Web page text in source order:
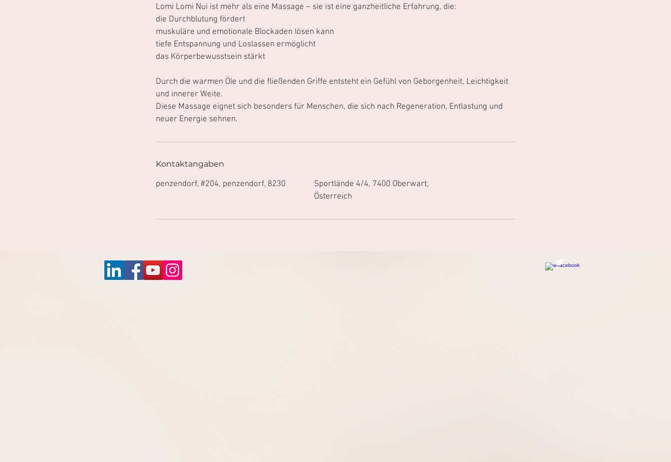
Lomi Lomi Nui ist mehr als eine Massage – sie ist eine ganzheitliche Erfahrung, die:
die Durchblutung fördert
muskuläre und emotionale Blockaden lösen kann
tiefe Entspannung und Loslassen ermöglicht
das Körperbewusstsein stärkt
Durch die warmen Öle und die fließenden Griffe entsteht ein Gefühl von Geborgenheit, Leichtigkeit
und innerer Weite.
Diese Massage eignet sich besonders für Menschen, die sich nach Regeneration, Entlastung und
neuer Energie sehnen.
Kontaktangaben
penzendorf, #204, penzendorf, 8230
Sportlände 4/4, 7400 Oberwart,
Österreich